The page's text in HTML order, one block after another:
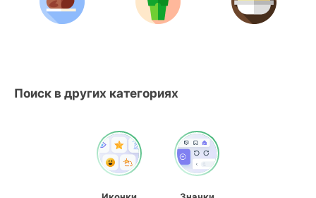
Поиск в других категориях